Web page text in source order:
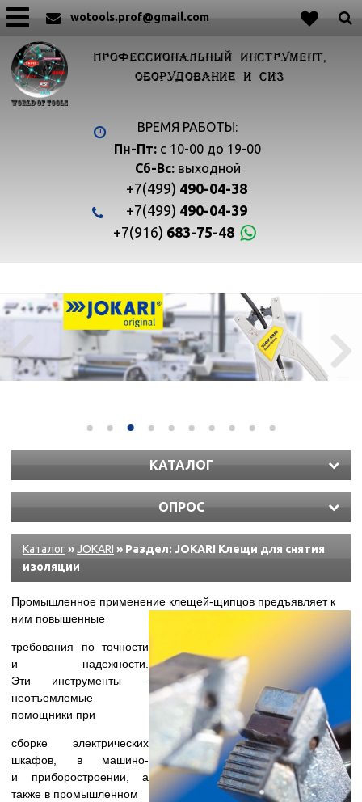
wotools.prof@gmail.com
ПРОФЕССИОНАЛЬНЫЙ ИНСТРУМЕНТ,
ОБОРУДОВАНИЕ И СИЗ
ВРЕМЯ РАБОТЫ:
Пн-Пт: с 10-00 до 19-00
Сб-Вс:выходной
+7(499) 490-04-38
+7(499) 490-04-39
+7(916) 683-75-48
 
КАТАЛОГ
ОПРОС
Каталог»JOKARI » Раздел: JOKARI Клещи для снятия
изоляции
Промышленное применение клещей-щипцов предъявляет к
ним повышенные
требования по точности
и надежности.
Эти инструменты –
неотъемлемые
помощники при
сборке электрических
шкафов, в машино-
и приборостроении, а
также в промышленном